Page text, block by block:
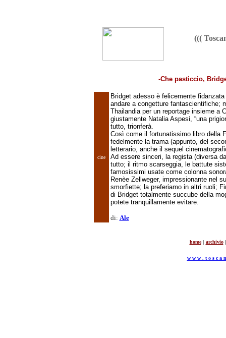
(((
-Che pasticcio,
cine
Bridget adesso è felicemente
andare a congetture fantascientifiche;
Thailandia per un reportage insieme a
giustamente Natalia Aspesi, “una
tutto, trionferà.
Così come il fortunatissimo libro della
fedelmente la trama (appunto, del
letterario, anche il sequel
Ad essere sinceri, la regista (diversa
tutto; il ritmo scarseggia, le battute
famosissimi usate come colonna
Renèe Zellweger, impressionante nel
smorfiette; la preferiamo in altri ruoli;
di Bridget totalmente succube della
potete tranquillamente evitare.
di: Ale
home | archivio |
w w w . t o s c a